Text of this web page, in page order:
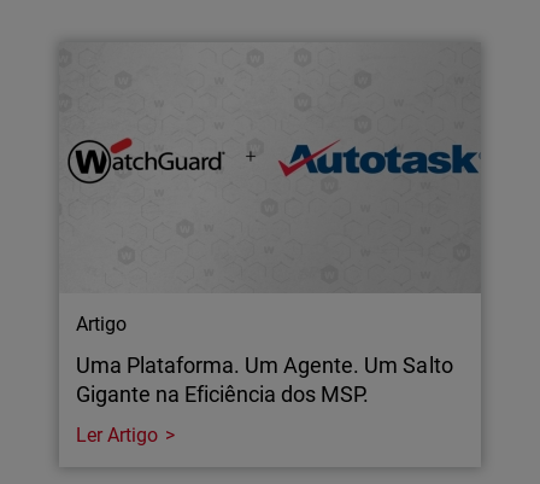
Artigo
Uma Plataforma. Um Agente. Um Salto
Gigante na Eficiência dos MSP.
Ler Artigo